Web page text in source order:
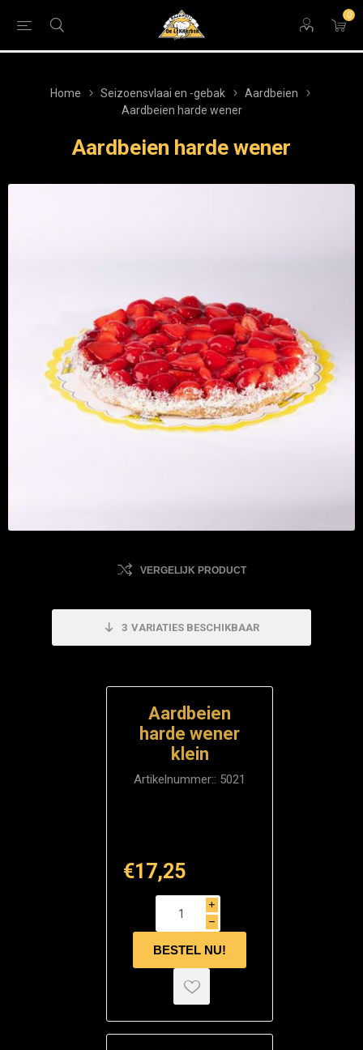
0
Home Seizoensvlaai en -gebak
Aardbeien
Aardbeien harde wener
Aardbeien harde wener
VERGELIJK PRODUCT
3 VARIATIES BESCHIKBAAR
Aardbeien
harde wener
klein
Artikelnummer:: 5021
€17,25
i
h